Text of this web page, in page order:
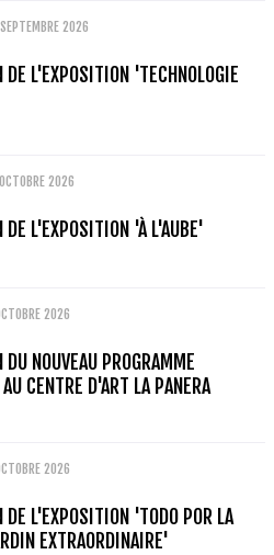
2026
DE L'EXPOSITION 'TECHNOLOGIE
2026
DE L'EXPOSITION 'À L'AUBE'
2026
DU NOUVEAU PROGRAMME
CENTRE D'ART LA PANERA
2026
DE L'EXPOSITION 'TODO POR LA
EXTRAORDINAIRE'